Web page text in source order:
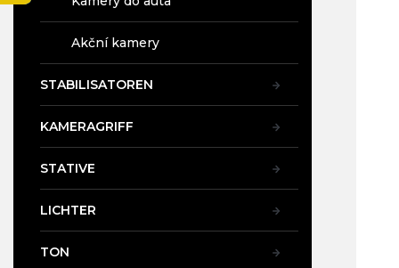
Akční kamery
STABILISATOREN
KAMERAGRIFF
STATIVE
LICHTER
TON